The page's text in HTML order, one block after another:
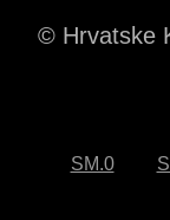
© Hrvatske
SM.0